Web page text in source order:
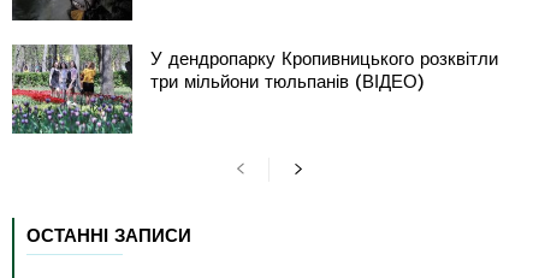
У дендропарку Кропивницького розквітли
три мільйони тюльпанів (ВІДЕО)
ОСТАННІ ЗАПИСИ